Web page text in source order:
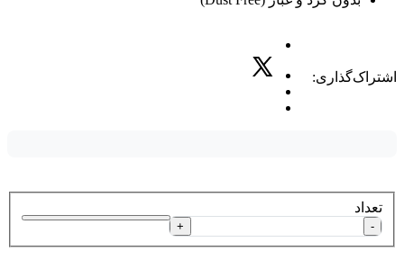
اشتراک‌گذاری:
تعداد
-
+